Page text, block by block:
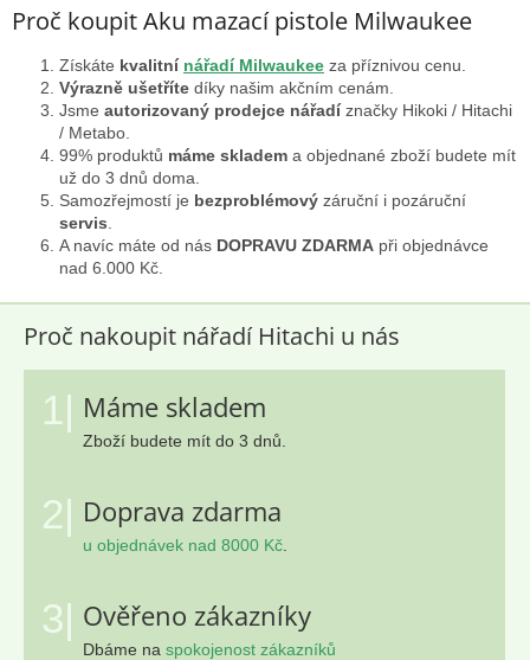
k
y
v
ý
p
i
s
Proč koupit Aku mazací pistole Milwaukee
Získáte kvalitní nářadí Milwaukee za příznivou cenu.
Výrazně ušetříte díky našim akčním cenám.
Jsme autorizovaný prodejce nářadíznačky Hikoki / Hitachi
/ Metabo.
99% produktů máme skladem a objednané zboží budete mít
už do 3 dnů doma.
Samozřejmostí je bezproblémový záruční i pozáruční
servis
A navíc máte od nás DOPRAVU ZDARMA při objednávce
nad 6.000 Kč.
Proč nakoupit nářadí Hitachi u nás
1| Máme skladem
Zboží budete mít do 3 dnů.
2| Doprava zdarma
u objednávek nad 8000 Kč
3| Ověřeno zákazníky
Dbáme na spokojenost zákazníků